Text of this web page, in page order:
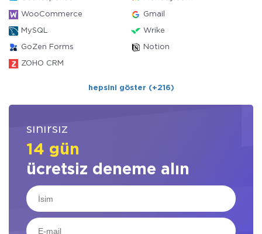
WooCommerce Gmail
MySQL Wrike
GoZen Forms Notion
ZOHO CRM
hepsini göster (+216)
sınırsız
14 gün
ücretsiz deneme alın